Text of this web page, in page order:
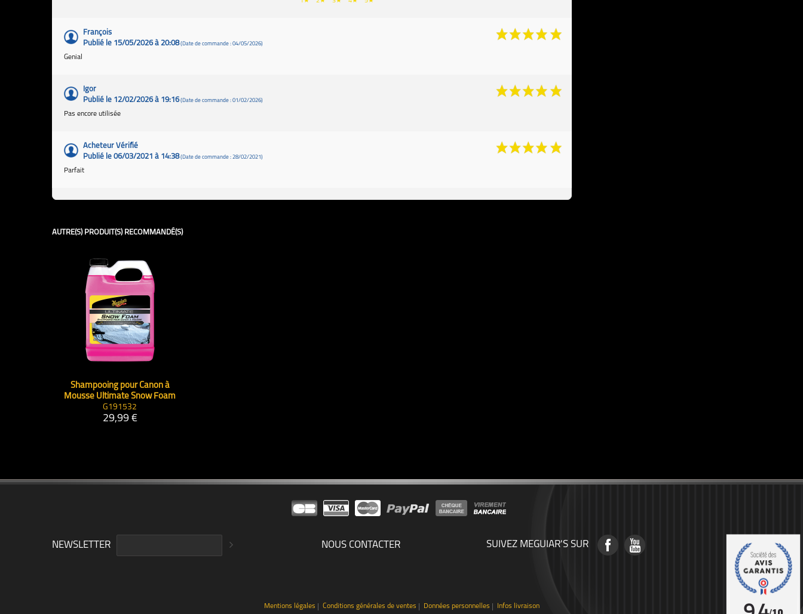
François
Publié le 15/05/2026 à 20:08(Date de commande : 04/05/2026)
Genial
Igor
Publié le 12/02/2026 à 19:16(Date de commande : 01/02/2026)
Pas encore utilisée
Acheteur Vérifié
Publié le 06/03/2021 à 14:38(Date de commande : 28/02/2021)
Parfait
AUTRE(S) PRODUIT(S) RECOMMANDÉ(S)
Shampooing pour Canon à
Mousse Ultimate Snow Foam
G191532
29,99 €
NEWSLETTER NOUS CONTACTER SUIVEZ MEGUIAR'S SUR
Mentions légales Conditions générales de ventes Données personnelles Infos livraison